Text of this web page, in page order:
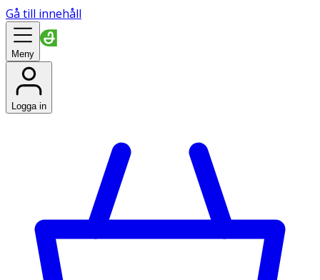
Gå till innehåll
Meny
Logga in